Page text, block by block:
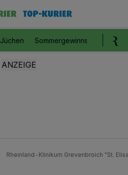
Jüchen Sommergewinnspiel
Rheinland-Klinikum Grevenbroich "St.